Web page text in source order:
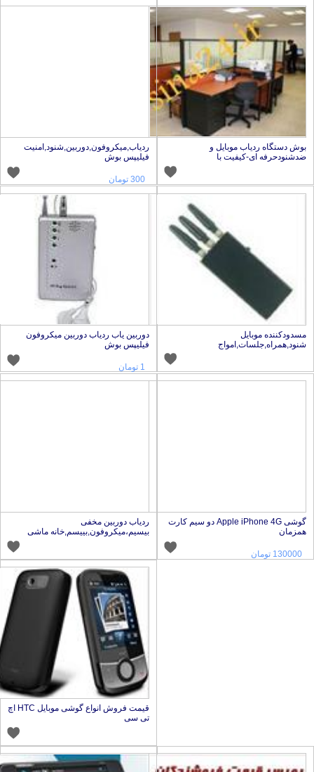
بوش دستگاه ردیاب موبایل و
ضدشنودحرفه ای-کیفیت با
ردیاب,میکروفون,دوربین,شنود,امنیت
فیلیپس بوش
300 تومان
مسدودکننده موبایل
شنود,همراه,جلسات,امواج
دوربین یاب ردیاب دوربین میکروفون
فیلیپس بوش
گوشی Apple iPhone 4G دو سیم کارت
همزمان
130000 تومان
ردیاب دوربین مخفی
بیسیم،میکروفون,بییسم,خانه ماشی
قیمت فروش انواع گوشی موبایل HTC اچ
تی سی